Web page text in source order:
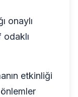
onaylı
etkinliği